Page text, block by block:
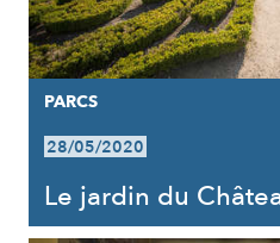
PARCS
28/05/2020
Le jardin du